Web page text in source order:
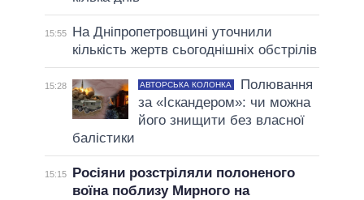
15:55
На Дніпропетровщині уточнили
кількість жертв сьогоднішніх обстрілів
15:28 АВТОРСЬКА КОЛОНКА
Полювання
за «Іскандером»: чи можна
його знищити без власної
балістики
15:15
Росіяни розстріляли полоненого
воїна поблизу Мирного на